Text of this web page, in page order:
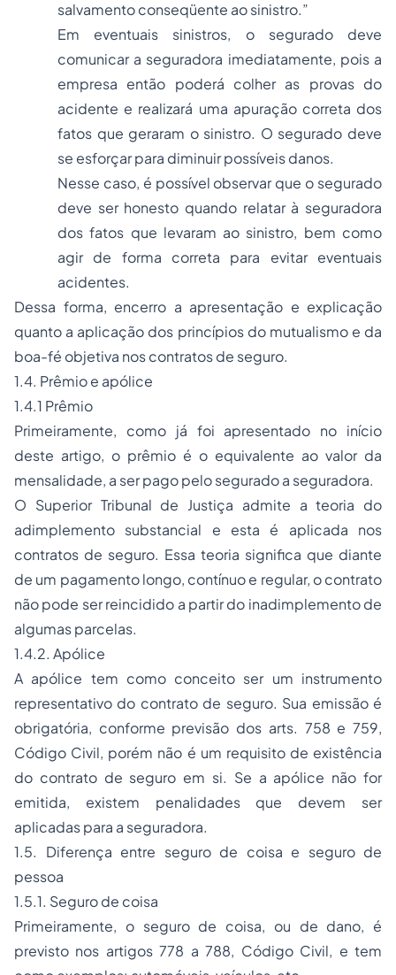
salvamento conseqüente ao sinistro.”
Em eventuais sinistros, o segurado deve
comunicar a seguradora imediatamente, pois a
empresa então poderá colher as provas do
acidente e realizará uma apuração correta dos
fatos que geraram o sinistro. O segurado deve
se esforçar para diminuir possíveis danos.
Nesse caso, é possível observar que o segurado
deve ser honesto quando relatar à seguradora
dos fatos que levaram ao sinistro, bem como
agir de forma correta para evitar eventuais
acidentes.
Dessa forma, encerro a apresentação e explicação
quanto a aplicação dos princípios do mutualismo e da
boa-fé objetiva nos contratos de seguro.
1.4. Prêmio e apólice
1.4.1 Prêmio
Primeiramente, como já foi apresentado no início
deste artigo, o prêmio é o equivalente ao valor da
mensalidade, a ser pago pelo segurado a seguradora.
O Superior Tribunal de Justiça admite ateoria do
adimplemento substancial e esta é aplicada nos
contratos de seguro. Essa teoria significa que diante
de um pagamento longo, contínuo e regular, o contrato
não pode ser reincidido a partir do inadimplemento de
algumas parcelas.
1.4.2. Apólice
A apólice tem como conceito ser um instrumento
representativo do contrato de seguro. Sua emissão é
obrigatória, conforme previsão dos arts. 758 e 759,
Código Civil, porém não é um requisito de existência
do contrato de seguro em si. Se a apólice não for
emitida, existem penalidades que devem ser
aplicadas para a seguradora.
1.5. Diferença entre seguro de coisa e seguro de
pessoa
1.5.1. Seguro de coisa
Primeiramente, o seguro de coisa, ou de dano, é
previsto nos artigos 778 a 788, Código Civil, e tem